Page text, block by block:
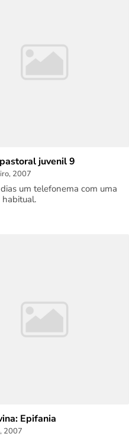
juvenil 9
2007
um telefonema com uma
habitual.
Epifania
2007